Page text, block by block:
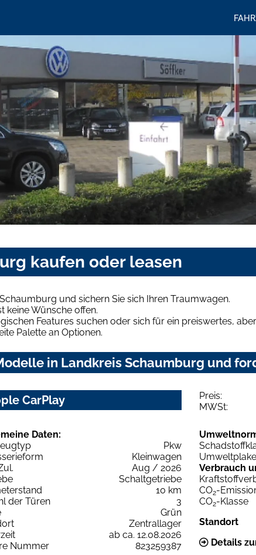
kaufen oder leasen
und sichern Sie sich Ihren Traumwagen.
keine Wünsche offen.
Features suchen oder sich für ein preiswertes,
Palette an Optionen.
in Landkreis Schaumburg und
CarPlay Preis:
MWSt:
Daten:
Pkw
Kleinwagen
Aug / 2026
Schaltgetriebe
10 km
der Türen
3
Grün
Zentrallager
ab ca. 12.08.2026
Nummer
823259387
Verbrauch
CO2-
CO2-Klasse
Standort
Details